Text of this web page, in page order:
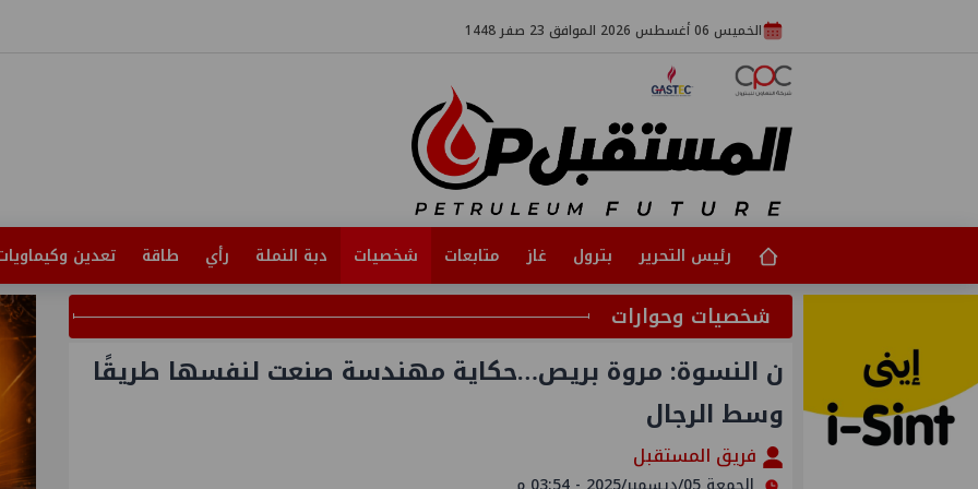
الخميس 06 أغسطس 2026 الموافق 23 صفر 1448
رئيس التحرير بترول غاز متابعات شخصيات دبة النملة رأي طاقة تعدين
شخصيات وحوارات
ن النسوة: مروة بريص…حكاية مهندسة صنعت لنفسها طريقًا
وسط الرجال
فريق المستقبل